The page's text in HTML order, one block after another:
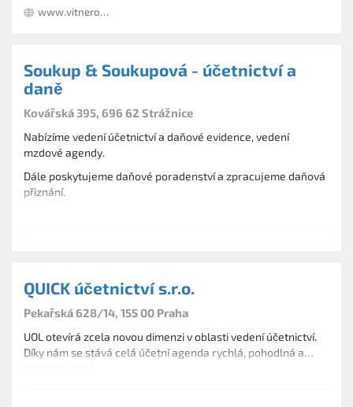
www.vitnerova.cz/
Soukup & Soukupová - účetnictví a
daně
Kovářská 395, 696 62 Strážnice
Nabízíme vedení účetnictví a daňové evidence, vedení
mzdové agendy.
Dále poskytujeme daňové poradenství a zpracujeme daňová
přiznání.
QUICK účetnictví s.r.o.
Pekařská 628/14, 155 00 Praha
UOL otevírá zcela novou dimenzi v oblasti vedení účetnictví.
Díky nám se stává celá účetní agenda rychlá, pohodlná a